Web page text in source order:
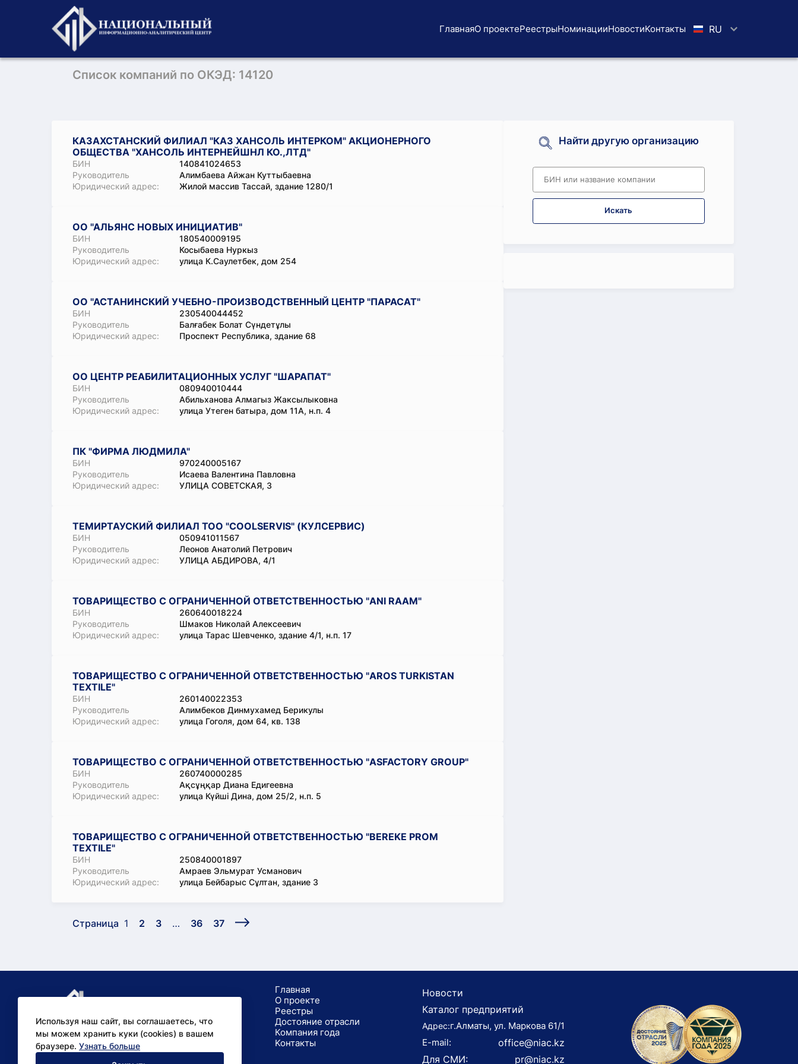
ГлавнаяО проектеРеестрыНоминацииНовостиKoнтaкты RU
Список компаний по ОКЭД: 14120
КАЗАХСТАНСКИЙ ФИЛИАЛ "КАЗ ХАНСОЛЬ ИНТЕРКОМ" АКЦИОНЕРНОГО
ОБЩЕСТВА "ХАНСОЛЬ ИНТЕРНЕЙШНЛ КО.,ЛТД"
БИН
140841024653
Руководитель
Алимбаева Айжан Куттыбаевна
Юридический адрес:
Жилой массив Тассай, здание 1280/1
ОО "АЛЬЯНС НОВЫХ ИНИЦИАТИВ"
БИН
180540009195
Руководитель
Косыбаева Нуркыз
Юридический адрес:
улица К.Саулетбек, дом 254
ОО "АСТАНИНСКИЙ УЧЕБНО-ПРОИЗВОДСТВЕННЫЙ ЦЕНТР "ПАРАСАТ"
БИН
230540044452
Руководитель
Балғабек Болат Сүндетұлы
Юридический адрес:
Проспект Республика, здание 68
ОО ЦЕНТР РЕАБИЛИТАЦИОННЫХ УСЛУГ "ШАРАПАТ"
БИН
080940010444
Руководитель
Абильханова Алмагыз Жаксылыковна
Юридический адрес:
улица Утеген батыра, дом 11А, н.п. 4
ПК "ФИРМА ЛЮДМИЛА"
БИН
970240005167
Руководитель
Исаева Валентина Павловна
Юридический адрес:
УЛИЦА СОВЕТСКАЯ, 3
ТЕМИРТАУСКИЙ ФИЛИАЛ ТОО "COOLSERVIS" (КУЛСЕРВИС)
БИН
050941011567
Руководитель
Леонов Анатолий Петрович
Юридический адрес:
УЛИЦА АБДИРОВА, 4/1
ТОВАРИЩЕСТВО С ОГРАНИЧЕННОЙ ОТВЕТСТВЕННОСТЬЮ "ANI RAAM"
БИН
260640018224
Руководитель
Шмаков Николай Алексеевич
Юридический адрес:
улица Тарас Шевченко, здание 4/1, н.п. 17
ТОВАРИЩЕСТВО С ОГРАНИЧЕННОЙ ОТВЕТСТВЕННОСТЬЮ "AROS TURKISTAN
TEXTILE"
БИН
260140022353
Руководитель
Алимбеков Динмухамед Берикулы
Юридический адрес:
улица Гоголя, дом 64, кв. 138
ТОВАРИЩЕСТВО С ОГРАНИЧЕННОЙ ОТВЕТСТВЕННОСТЬЮ "ASFACTORY GROUP"
БИН
260740000285
Руководитель
Ақсұңқар Диана Едигеевна
Юридический адрес:
улица Күйші Дина, дом 25/2, н.п. 5
ТОВАРИЩЕСТВО С ОГРАНИЧЕННОЙ ОТВЕТСТВЕННОСТЬЮ "BEREKE PROM
TEXTILE"
БИН
250840001897
Руководитель
Амраев Эльмурат Усманович
Юридический адрес:
улица Бейбарыс Сұлтан, здание 3
Страница 1 2 3 … 36 37
Найти другую организацию
Искать
Используя наш сайт, вы соглашаетесь, что
мы можем хранить куки (cookies) в вашем
браузере. Узнать больше
Аналитические
Главная
О проекте
Реестры
Достояние отрасли
Компания года
Koнтaкты
Новости
Каталог предприятий
Адрес:г.Алматы, ул. Маркова 61/1
E-mail:
office@niac.kz
Для СМИ:
pr@niac.kz